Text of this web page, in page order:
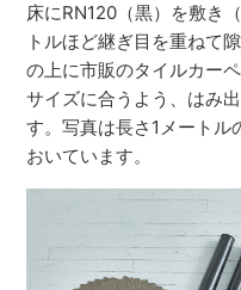
床にRN120（黒）を敷き
トルほど継ぎ目を重ねて
の上に市販のタイルカー
サイズに合うよう、はみ
す。写真は長さ1メートル
おいています。